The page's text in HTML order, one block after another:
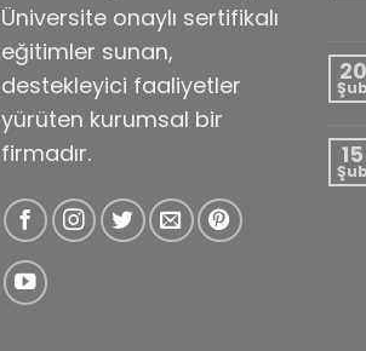
Üniversite onaylı sertifikalı
eğitimler sunan,
destekleyici faaliyetler
yürüten kurumsal bir
firmadır.
20
Şub
15
Şub